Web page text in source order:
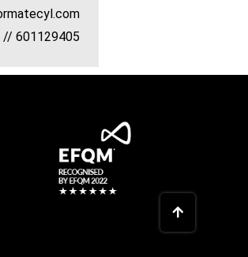
// 601129405